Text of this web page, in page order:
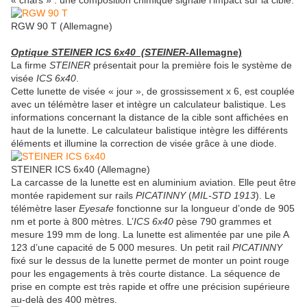
RGW 90 T (Allemagne)
Optique STEINER ICS 6x40 (STEINER-Allemagne)
La firme STEINER présentait pour la première fois le système de
visée ICS 6x40
Cette lunette de visée « jour », de grossissement x 6, est couplée
avec un télémètre laser et intègre un calculateur balistique. Les
informations concernant la distance de la cible sont affichées en
haut de la lunette. Le calculateur balistique intègre les différents
éléments et illumine la correction de visée grâce à une diode.
STEINER ICS 6x40 (Allemagne)
La carcasse de la lunette est en aluminium aviation. Elle peut être
montée rapidement sur rails PICATINNY(MIL-STD 1913). Le
télémètre laser Eyesafe fonctionne sur la longueur d’onde de 905
nm et porte à 800 mètres. L’ICS 6x40 pèse 790 grammes et
mesure 199 mm de long. La lunette est alimentée par une pile A
123 d’une capacité de 5 000 mesures. Un petit rail PICATINNY
fixé sur le dessus de la lunette permet de monter un point rouge
pour les engagements à très courte distance. La séquence de
prise en compte est très rapide et offre une précision supérieure
au-delà des 400 mètres.